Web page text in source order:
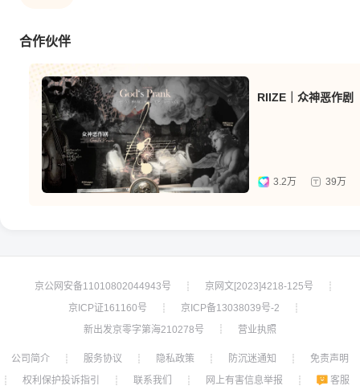
合作伙伴
RIIZE｜众神恶作剧
3.2万 39万
京公网安备11010802044943号 ┊ 京网文[2023]4218-125号
┊
京ICP证161160号
┊ 京ICP备13038039号-2
┊
新出发京零字第海210278号
┊ 营业执照
公司简介 ┊ 服务协议 ┊ 隐私政策 ┊ 防沉迷通知 ┊
免责声明
┊
权利保护投诉指引 ┊ 联系我们 ┊ 网上有害信息举报 ┊
客服